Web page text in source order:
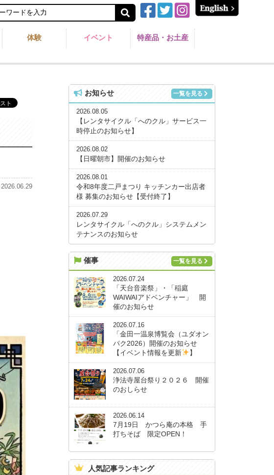
体験 イベント 特産品・お土産
お知らせ 一覧を見る
2026.08.05
【レンタサイクル「へのクル」サービス一
時停止のお知らせ】
2026.08.02
【日曜朝市】開催のお知らせ
2026.08.01
令和8年度二戸まつり キッチンカー出店者
様 募集のお知らせ【受付終了】
2026.07.29
レンタサイクル「へのクル」システムメン
テナンスのお知らせ
催事 一覧を見る
2026.07.24
「天台音楽祭」・「稲庭
WAIWAIアドベンチャー」 開
催のお知らせ
2026.07.16
「金田一温泉博覧会（ユダオン
パク2026）開催のお知らせ
【イベント情報を更新
】
2026.07.06
浄法寺屋台祭り２０２６ 開催
のおしらせ
2026.06.14
7月19日 かつら庵の本格 手
打ちそば 限定OPEN！
人気記事ランキング